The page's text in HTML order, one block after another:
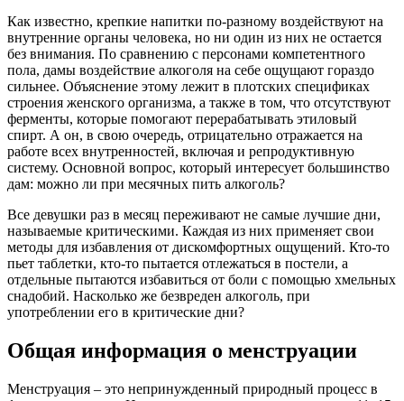
Как известно, крепкие напитки по-разному воздействуют на
внутренние органы человека, но ни один из них не остается
без внимания. По сравнению с персонами компетентного
пола, дамы воздействие алкоголя на себе ощущают гораздо
сильнее. Объяснение этому лежит в плотских спецификах
строения женского организма, а также в том, что отсутствуют
ферменты, которые помогают перерабатывать этиловый
спирт. А он, в свою очередь, отрицательно отражается на
работе всех внутренностей, включая и репродуктивную
систему. Основной вопрос, который интересует большинство
дам: можно ли при месячных пить алкоголь?
Все девушки раз в месяц переживают не самые лучшие дни,
называемые критическими. Каждая из них применяет свои
методы для избавления от дискомфортных ощущений. Кто-то
пьет таблетки, кто-то пытается отлежаться в постели, а
отдельные пытаются избавиться от боли с помощью хмельных
снадобий. Насколько же безвреден алкоголь, при
употреблении его в критические дни?
Общая информация о менструации
Менструация – это непринужденный природный процесс в